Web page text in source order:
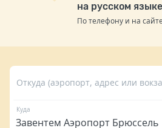
на русском языке
По телефону и на
Откуда (аэропорт, адрес или
Куда